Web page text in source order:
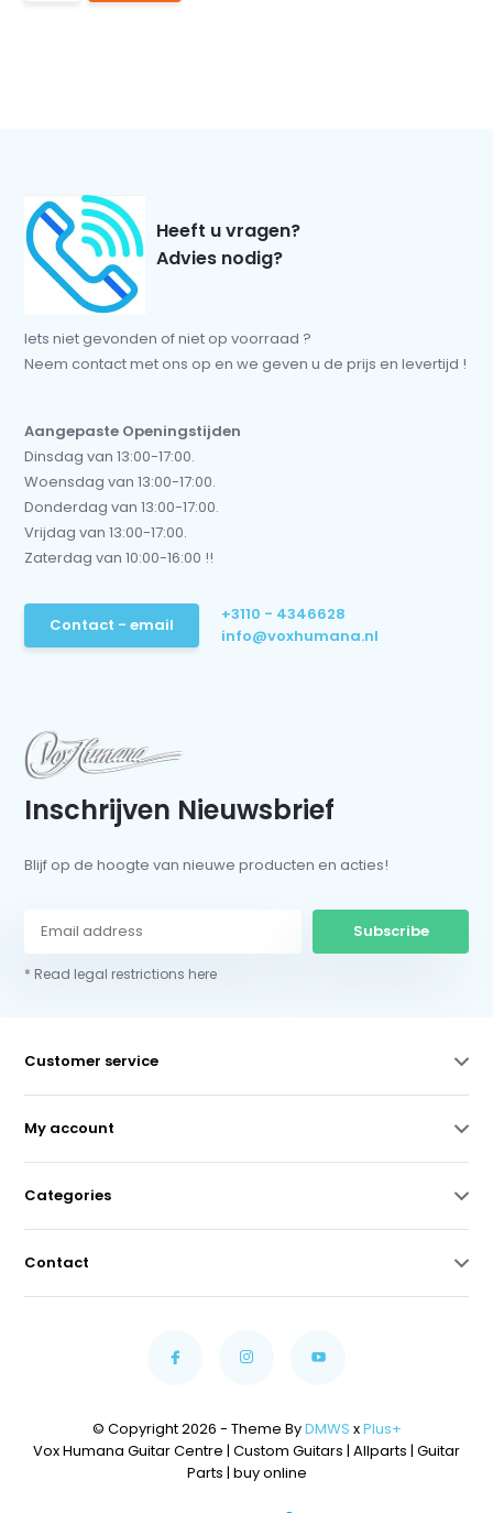
Heeft u vragen?
Advies nodig?
Iets niet gevonden of niet op voorraad ?
Neem contact met ons op en we geven u de prijs en levertijd !
Aangepaste Openingstijden
Dinsdag van 13:00-17:00.
Woensdag van 13:00-17:00.
Donderdag van 13:00-17:00.
Vrijdag van 13:00-17:00.
Zaterdag van 10:00-16:00 !!
Contact - email
+3110 - 4346628
info@voxhumana.nl
Inschrijven Nieuwsbrief
Blijf op de hoogte van nieuwe producten en acties!
Subscribe
* Read legal restrictions here
Customer service
My account
Categories
Contact
© Copyright 2026 - Theme ByDMWS xPlus+
Vox Humana Guitar Centre | Custom Guitars | Allparts | Guitar
Parts | buy online